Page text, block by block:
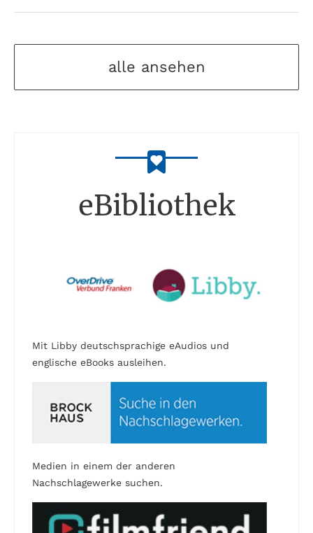
alle ansehen
eBibliothek
Mit Libby deutschsprachige eAudios und
englische eBooks ausleihen.
Medien in einem der anderen
Nachschlagewerke suchen.